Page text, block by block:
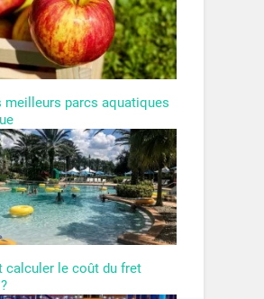
meilleurs parcs aquatiques
calculer le coût du fret